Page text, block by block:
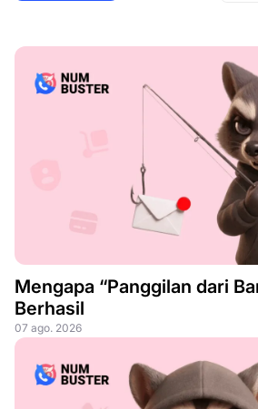
Mengapa “Panggilan dari
Berhasil
07 ago. 2026